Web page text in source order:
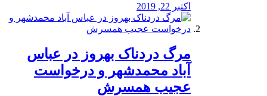
اکتبر 22, 2019
مرگ دردناک بهروز در عباس
آباد محمدشهر و درخواست
عجیب همسرش